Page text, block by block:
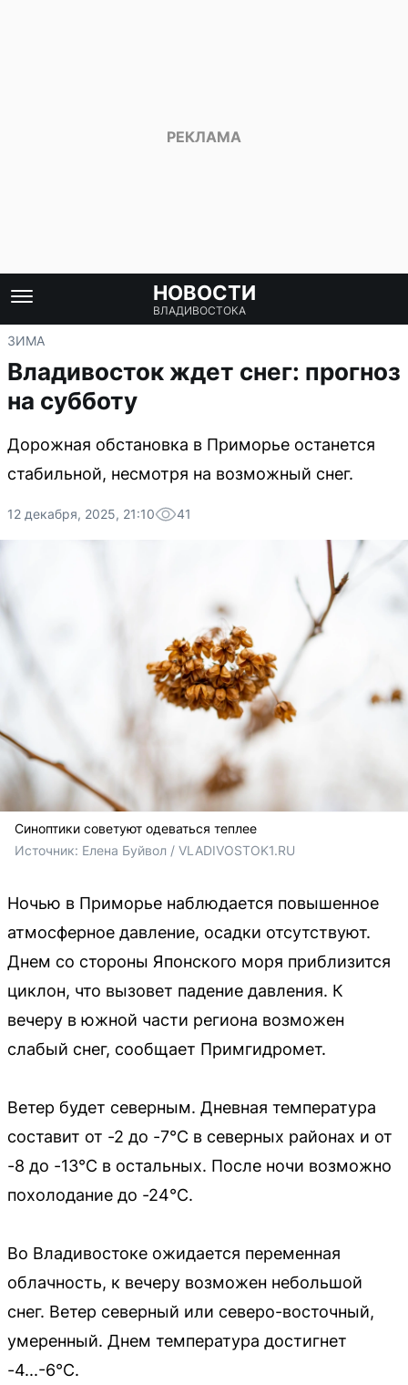
НОВОСТИ
ВЛАДИВОСТОКА
ЗИМА
Владивосток ждет снег: прогноз
на субботу
Дорожная обстановка в Приморье останется
стабильной, несмотря на возможный снег.
12 декабря, 2025, 21:10 41
Синоптики советуют одеваться теплее
Источник: Елена Буйвол / VLADIVOSTOK1.RU
Ночью в Приморье наблюдается повышенное
атмосферное давление, осадки отсутствуют.
Днем со стороны Японского моря приблизится
циклон, что вызовет падение давления. К
вечеру в южной части региона возможен
слабый снег, сообщает Примгидромет.
Ветер будет северным. Дневная температура
составит от -2 до -7°C в северных районах и от
-8 до -13°C в остальных. После ночи возможно
похолодание до -24°C.
Во Владивостоке ожидается переменная
облачность, к вечеру возможен небольшой
снег. Ветер северный или северо-восточный,
умеренный. Днем температура достигнет
-4...-6°C.